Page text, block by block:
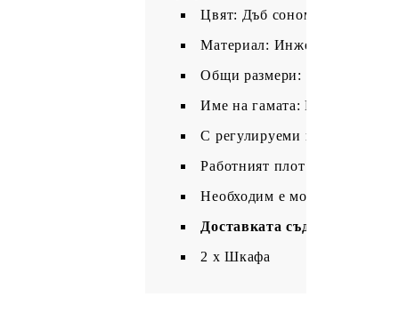
Цвят: Дъб сонома
Материал: Инженерно дърво
Общи размери: 60 x 57 x
Име на гамата: Porto
С регулируеми крака
Работният плот не е включен
Необходим е монтаж
Доставката съдържа:
2 х Шкафа